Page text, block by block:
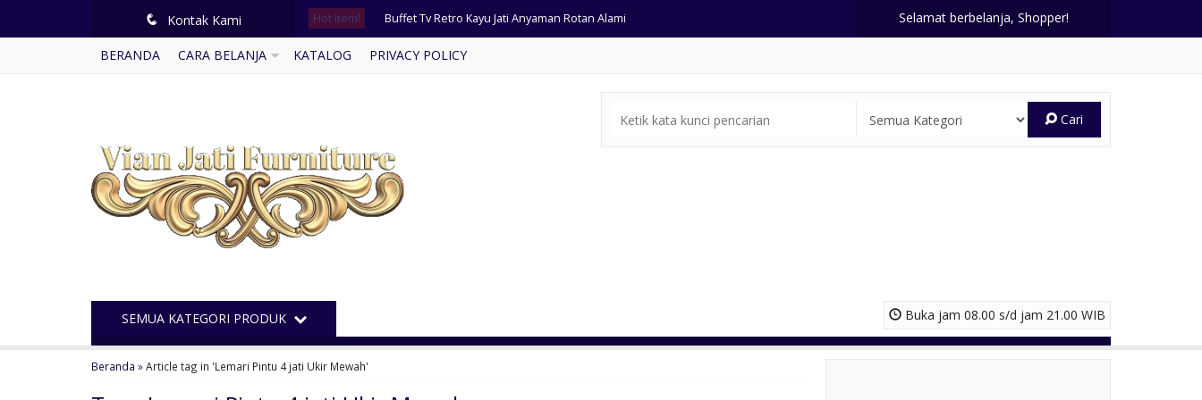
q Kontak Kami Hot Item! Buffet Tv Retro Kayu Jati Anyaman Rotan Alami
Set Ruang Tamu Mewah Klasik
Set Meja Makan Jumbo Kayu Suar
Kamar Set Klasik Gaya Eropa
Selamat berbelanja, Shopper!
BERANDA CARA BELANJA KATALOG PRIVACY POLICY
Cari
Buka jam 08.00 s/d jam 21.00 WIB
SEMUA KATEGORI PRODUK
Beranda »Article tag in 'Lemari Pintu 4 jati Ukir Mewah'